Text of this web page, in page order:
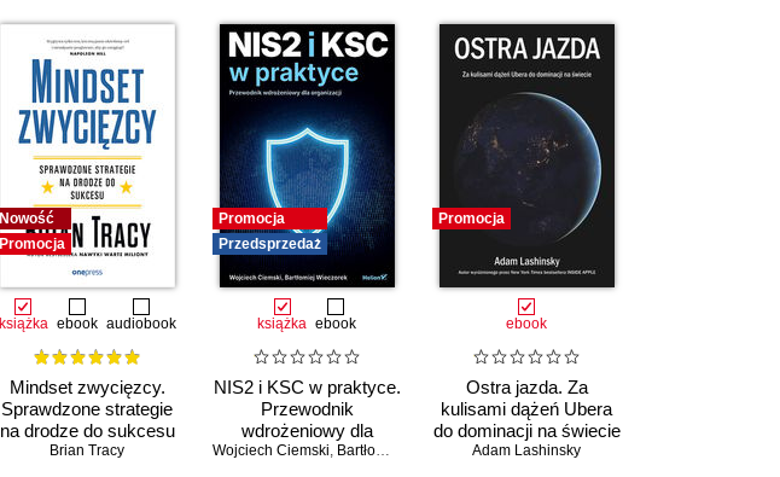
Nowość
Promocja
książka ebook audiobook
Mindset zwycięzcy.
Sprawdzone strategie
na drodze do sukcesu
Brian Tracy
Promocja
Przedsprzedaż
książka ebook
NIS2 i KSC w praktyce.
Przewodnik
wdrożeniowy dla
organizacji
Wojciech Ciemski, Bartłomiej Wieczorek
Promocja
ebook
Ostra jazda. Za
kulisami dążeń Ubera
do dominacji na świecie
Adam Lashinsky